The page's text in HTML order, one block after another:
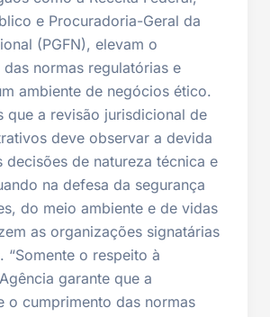
e Procuradoria-Geral da
(PGFN), elevam o
normas regulatórias e
ambiente de negócios ético.
que a revisão jurisdicional de
deve observar a devida
decisões de natureza técnica e
na defesa da segurança
do meio ambiente e de vidas
as organizações signatárias
“Somente o respeito à
garante que a
o cumprimento das normas